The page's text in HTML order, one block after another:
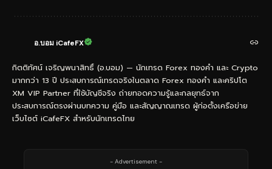
อ.บอม iCafeFX
กิตติทัศน์ เจริญพนาสิทธิ์ (อ.บอม) — นักเทรด Forex ทองคำ และ Crypto
มากกว่า 13 ปี ประสบการณ์เทรดจริงในตลาด Forex ทองคำ และคริปโต
XM VIP Partner ที่ใช้บัญชีจริง ถ่ายทอดความรู้และกลยุทธ์จาก
ประสบการณ์ตรงผ่านบทความ คู่มือ และสัญญาณเทรด ผู้ก่อตั้งเครือข่าย
เว็บไซต์ iCafeFX สำหรับนักเทรดไทย
- Advertisement -